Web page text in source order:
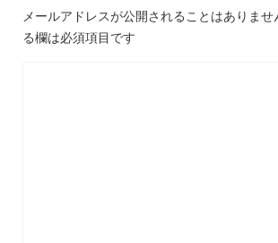
メールアドレスが公開されることはありませ
る欄は必須項目です